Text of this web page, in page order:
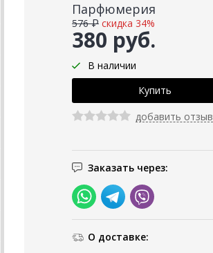
Парфюмерия
380 руб.
576 ₽ скидка 34%
В наличии
добавить отзыв
Заказать через:
О доставке: